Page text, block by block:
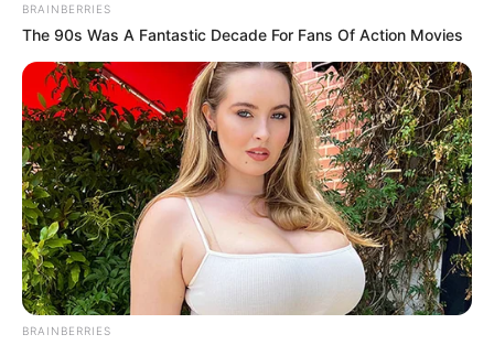
BRAINBERRIES
The 90s Was A Fantastic Decade For Fans Of Action Movies
BRAINBERRIES